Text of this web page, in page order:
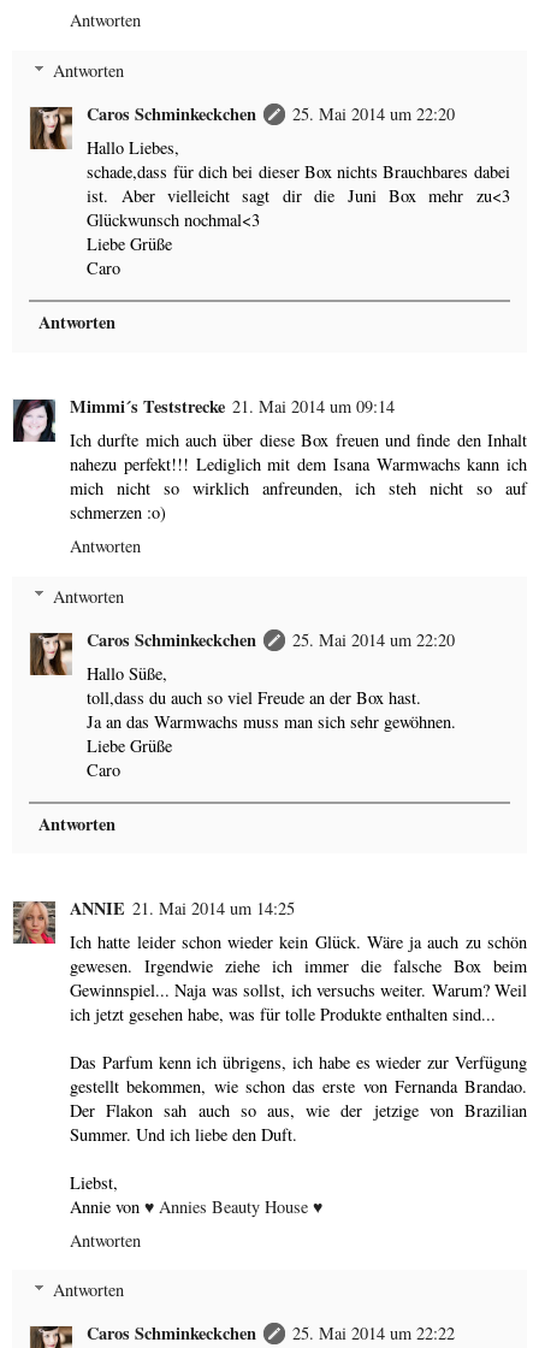
Antworten
Antworten
Caros Schminkeckchen
25. Mai 2014 um 22:20
Hallo Liebes,
schade,dass für dich bei dieser Box nichts Brauchbares dabei
ist. Aber vielleicht sagt dir die Juni Box mehr zu<3
Glückwunsch nochmal<3
Liebe Grüße
Caro
Antworten
Mimmi´s Teststrecke 21. Mai 2014 um 09:14
Ich durfte mich auch über diese Box freuen und finde den Inhalt
nahezu perfekt!!! Lediglich mit dem Isana Warmwachs kann ich
mich nicht so wirklich anfreunden, ich steh nicht so auf
schmerzen :o)
Antworten
Antworten
Caros Schminkeckchen
25. Mai 2014 um 22:20
Hallo Süße,
toll,dass du auch so viel Freude an der Box hast.
Ja an das Warmwachs muss man sich sehr gewöhnen.
Liebe Grüße
Caro
Antworten
ANNIE 21. Mai 2014 um 14:25
Ich hatte leider schon wieder kein Glück. Wäre ja auch zu schön
gewesen. Irgendwie ziehe ich immer die falsche Box beim
Gewinnspiel... Naja was sollst, ich versuchs weiter. Warum? Weil
ich jetzt gesehen habe, was für tolle Produkte enthalten sind...
Das Parfum kenn ich übrigens, ich habe es wieder zur Verfügung
gestellt bekommen, wie schon das erste von Fernanda Brandao.
Der Flakon sah auch so aus, wie der jetzige von Brazilian
Summer. Und ich liebe den Duft.
Liebst,
Annie von ♥ Annies Beauty House ♥
Antworten
Antworten
Caros Schminkeckchen
25. Mai 2014 um 22:22